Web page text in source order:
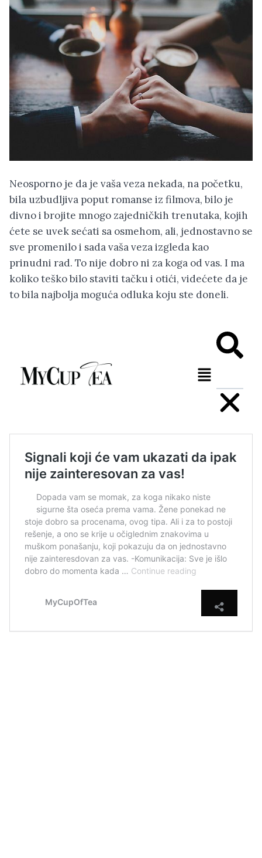
Neosporno je da je vaša veza nekada, na početku,
bila uzbudljiva poput romanse iz filmova, bilo je
divno i brojite mnogo zajedničkih trenutaka, kojih
ćete se uvek sećati sa osmehom, ali, jednostavno se
sve promenilo i sada vaša veza izgleda kao
prinudni rad. To nije dobro ni za koga od vas. I ma
koliko teško bilo staviti tačku i otići, videćete da je
to bila najbolja moguća odluka koju ste doneli.